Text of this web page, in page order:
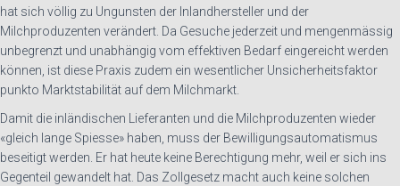
hat sich völlig zu Ungunsten der Inlandhersteller und der
Milchproduzenten verändert. Da Gesuche jederzeit und mengenmässig
unbegrenzt und unabhängig vom effektiven Bedarf eingereicht werden
können, ist diese Praxis zudem ein wesentlicher Unsicherheitsfaktor
punkto Marktstabilität auf dem Milchmarkt.
Damit die inländischen Lieferanten und die Milchproduzenten wieder
«gleich lange Spiesse» haben, muss der Bewilligungsautomatismus
beseitigt werden. Er hat heute keine Berechtigung mehr, weil er sich ins
Gegenteil gewandelt hat. Das Zollgesetz macht auch keine solchen